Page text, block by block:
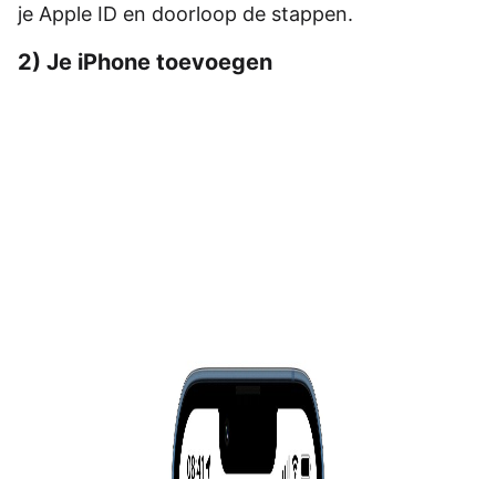
je Apple ID en doorloop de stappen.
2) Je iPhone toevoegen